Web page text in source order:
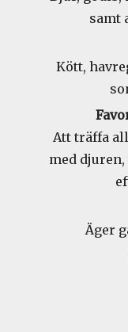
samt
Kött,
Att träffa
med
Äger